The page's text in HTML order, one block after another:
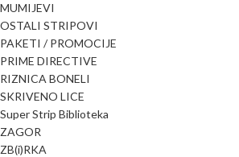
MUMIJEVI
OSTALI STRIPOVI
PAKETI / PROMOCIJE
PRIME DIRECTIVE
RIZNICA BONELI
SKRIVENO LICE
Super Strip Biblioteka
ZAGOR
ZB(i)RKA